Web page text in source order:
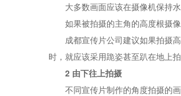
大多数画面应该在摄像机保持水
如果被拍摄的主角的高度根摄像
成都宣传片公司建议如果拍摄高
时，就应该采用跪姿甚至趴在地上
2 由下往上拍摄
不同宣传片制作的角度拍摄的画